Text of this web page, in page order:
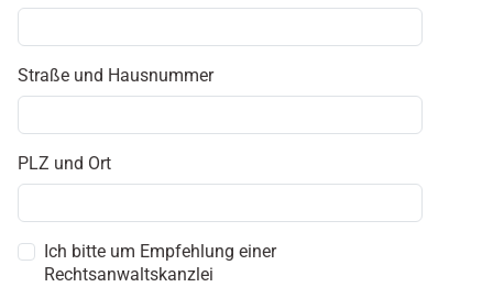
Straße und Hausnummer
PLZ und Ort
Ich bitte um Empfehlung einer
Rechtsanwaltskanzlei